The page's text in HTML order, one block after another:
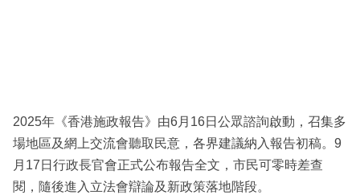
2025年《香港施政報告》由6月16日公眾諮詢啟動，召集多
場地區及網上交流會聽取民意，各界建議納入報告初稿。9
月17日行政長官會正式公布報告全文，市民可零時差查
閱，隨後進入立法會辯論及新政策落地階段。